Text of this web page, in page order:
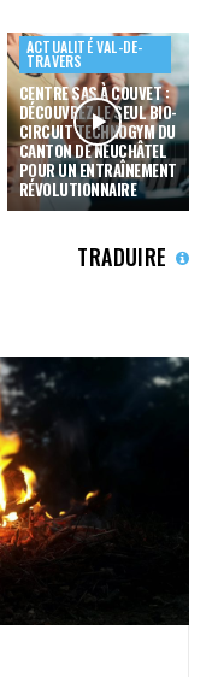
ACTUALITÉ VAL-DE-
TRAVERS
CENTRE SAS À COUVET :
DÉCOUVREZ LE SEUL BIO-
CIRCUIT TECHNOGYM DU
CANTON DE NEUCHÂTEL
POUR UN ENTRAÎNEMENT
RÉVOLUTIONNAIRE
TRADUIRE